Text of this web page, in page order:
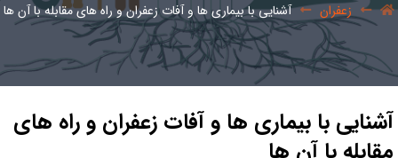
زعفران آشنایی با بیماری ها و آفات زعفران و راه های مقابله با آن ها
آشنایی با بیماری ها و آفات زعفران و راه های